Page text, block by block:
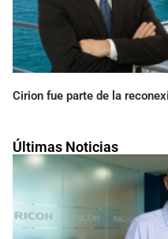
Últimas Noticias
Cirion fue parte de la